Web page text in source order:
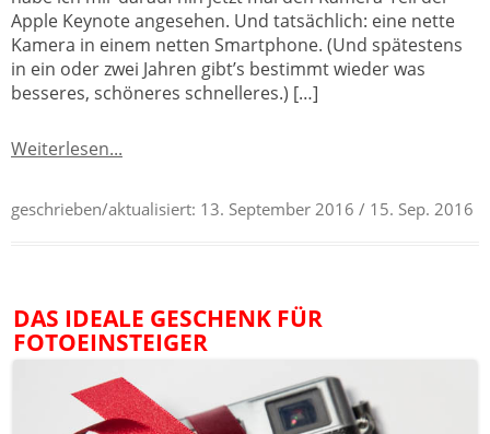
Apple Keynote angesehen. Und tatsächlich: eine nette
Kamera in einem netten Smartphone. (Und spätestens
in ein oder zwei Jahren gibt’s bestimmt wieder was
besseres, schöneres schnelleres.) […]
Weiterlesen...
geschrieben/aktualisiert: 13. September 2016 / 15. Sep. 2016
DAS IDEALE GESCHENK FÜR
FOTOEINSTEIGER